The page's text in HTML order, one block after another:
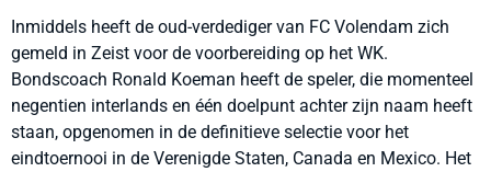
Inmiddels heeft de oud-verdediger van FC Volendam zich
gemeld in Zeist voor de voorbereiding op het WK.
Bondscoach Ronald Koeman heeft de speler, die momenteel
negentien interlands en één doelpunt achter zijn naam heeft
staan, opgenomen in de definitieve selectie voor het
eindtoernooi in de Verenigde Staten, Canada en Mexico. Het